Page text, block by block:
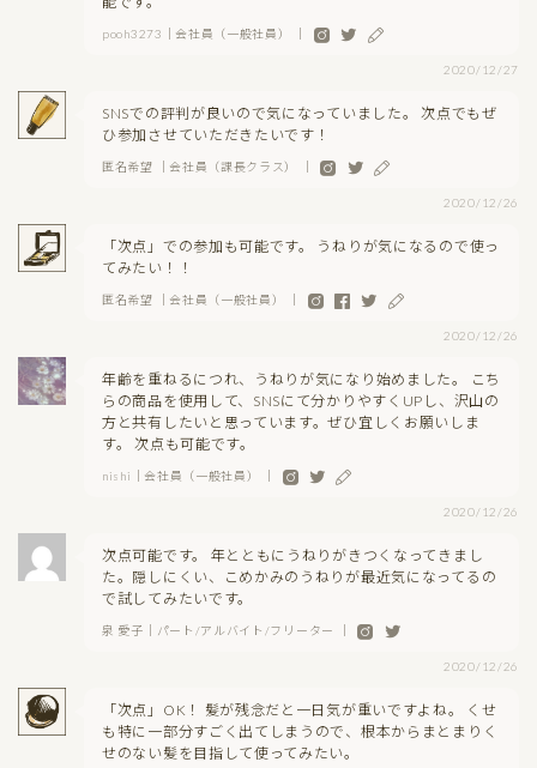
pooh3273｜会社員（一般社員） ｜
2020/12/27
SNSでの評判が良いので気になっていました。 次点でもぜ
ひ参加させていただきたいです！
匿名希望 ｜会社員（課長クラス） ｜
2020/12/26
「次点」での参加も可能です。 うねりが気になるので使っ
てみたい！！
匿名希望 ｜会社員（一般社員） ｜
2020/12/26
年齢を重ねるにつれ、うねりが気になり始めました。 こち
らの商品を使用して、SNSにて分かりやすくUPし、沢山の
方と共有したいと思っています。ぜひ宜しくお願いしま
す。 次点も可能です。
nishi｜会社員（一般社員） ｜
2020/12/26
次点可能です。 年とともにうねりがきつくなってきまし
た。隠しにくい、こめかみのうねりが最近気になってるの
で試してみたいです。
泉 愛子｜パート/アルバイト/フリーター ｜
2020/12/26
「次点」OK！ 髪が残念だと一日気が重いですよね。 くせ
も特に一部分すごく出てしまうので、根本からまとまりく
せのない髪を目指して使ってみたい。